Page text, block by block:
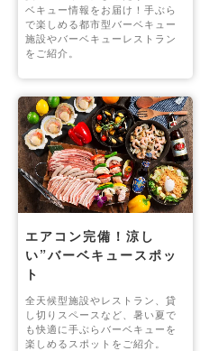
ベキュー情報をお届け！手ぶら
で楽しめる都市型バーベキュー
施設やバーベキューレストラン
をご紹介。
エアコン完備！涼し
い”バーベキュースポッ
ト
全天候型施設やレストラン、貸
し切りスペースなど、暑い夏で
も快適に手ぶらバーベキューを
楽しめるスポットをご紹介。